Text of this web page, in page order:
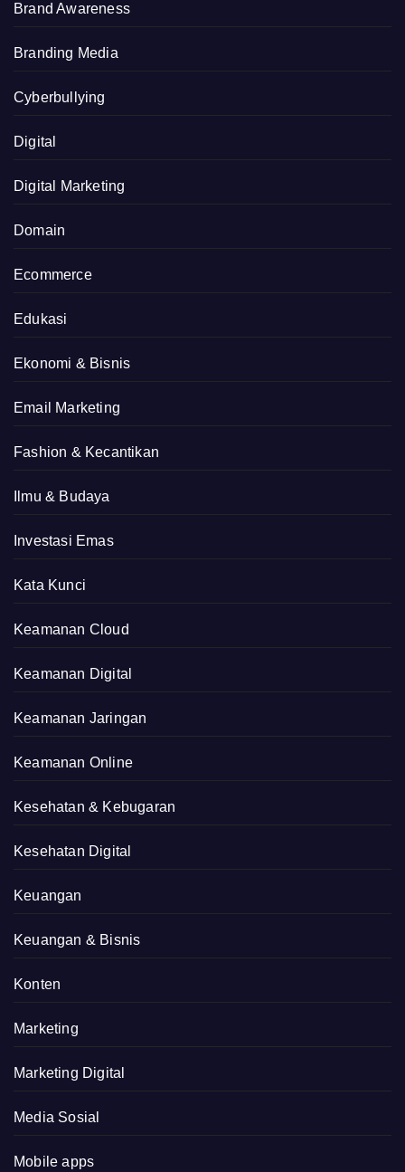
Brand Awareness
Branding Media
Cyberbullying
Digital
Digital Marketing
Domain
Ecommerce
Edukasi
Ekonomi & Bisnis
Email Marketing
Fashion & Kecantikan
Ilmu & Budaya
Investasi Emas
Kata Kunci
Keamanan Cloud
Keamanan Digital
Keamanan Jaringan
Keamanan Online
Kesehatan & Kebugaran
Kesehatan Digital
Keuangan
Keuangan & Bisnis
Konten
Marketing
Marketing Digital
Media Sosial
Mobile apps